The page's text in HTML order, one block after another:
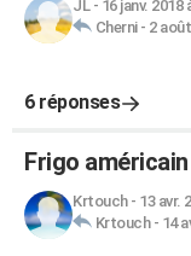
JL- 16 janv. 2018
Cherni- 2
6 réponses
Frigo
Krtouch- 13 avr.
Krtouch- 14